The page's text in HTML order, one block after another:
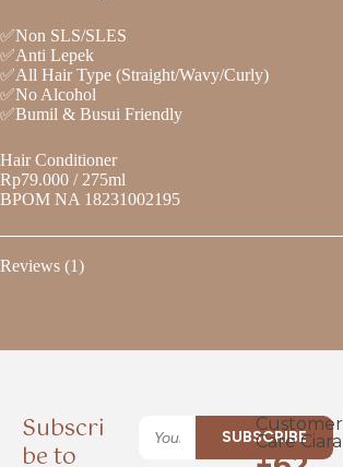
✅Non SLS/SLES
✅Anti Lepek
✅All Hair Type (Straight/Wavy/Curly)
✅No Alcohol
✅Bumil & Busui Friendly
Hair Conditioner
Rp79.000 / 275ml
BPOM NA 18231002195
Reviews (1)
Subscri
be to
SUBSCRIBE
Customer
Care Ciara